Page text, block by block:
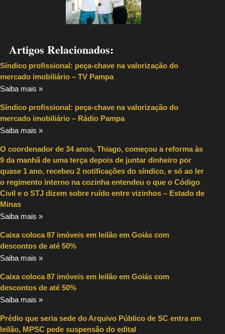
Artigos Relacionados:
Síndico profissional: peça-chave na valorização do
mercado imobiliário – TV Pampa
Saiba mais »
Síndico profissional: peça-chave na valorização do
mercado imobiliário – Rádio Pampa
Saiba mais »
O coordenador de 34 anos, Thiago, começou a reforma às
9 da manhã de uma terça depois de juntar dinheiro por
quase 1 ano, recebeu 2 notificações do síndico, e só ao ler
o regimento interno na cozinha entendeu o que o Código
Civil e o STJ dizem sobre ruído entre vizinhos – Estado de
Minas
Saiba mais »
Caixa coloca 87 imóveis em leilão em Goiás com
descontos de até 50%
Saiba mais »
Caixa coloca 87 imóveis em leilão em Goiás com
descontos de até 50%
Saiba mais »
Prédio que seria sede do Arquivo Público de SC entra em
leilão, MPSC pede suspensão do edital